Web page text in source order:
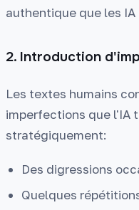
authentique que les IA
2. Introduction
Les textes humains
imperfections que l'IA
stratégiquement:
Des digressions
Quelques